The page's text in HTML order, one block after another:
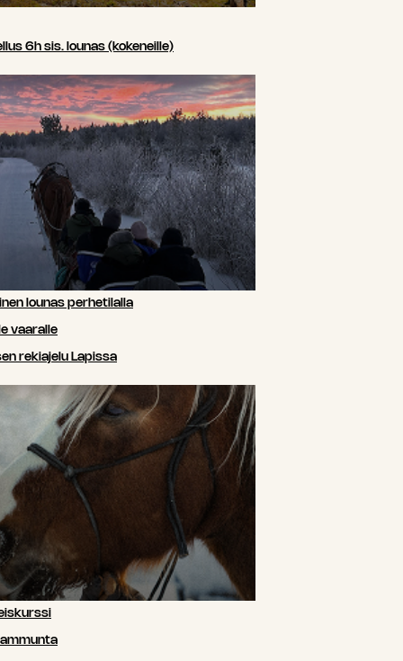
6h sis. lounas (kokeneille)
lounas perhetilalla
vaaralle
rekiajelu Lapissa